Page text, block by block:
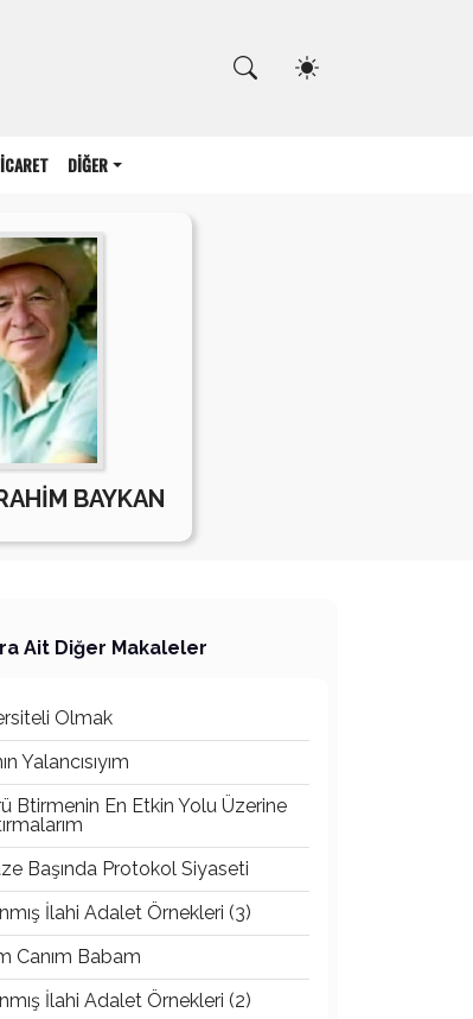
DİĞER
BAYKAN
Ait Diğer Makaleler
Olmak
Yalancısıyım
Btirmenin En Etkin Yolu Üzerine
Başında Protokol Siyaseti
İlahi Adalet Örnekleri (3)
Canım Babam
İlahi Adalet Örnekleri (2)